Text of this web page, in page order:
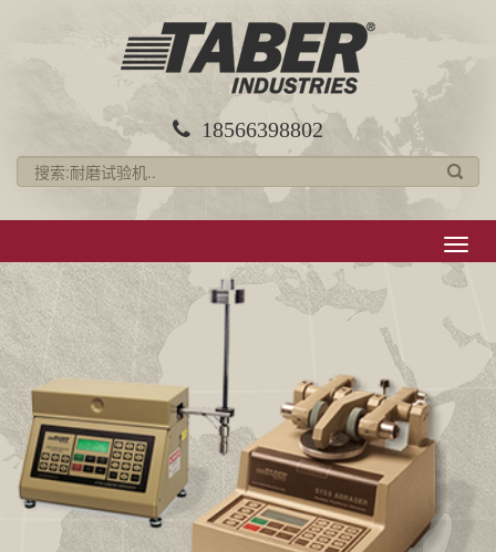
18566398802
导
航